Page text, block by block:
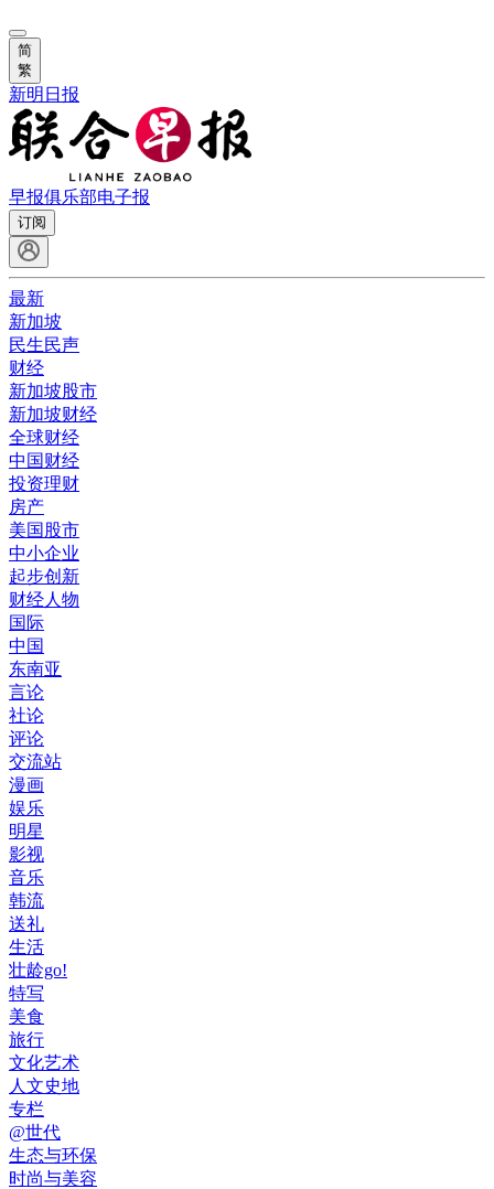
简
繁
新明日报
早报俱乐部电子报
订阅
最新
新加坡
民生民声
财经
新加坡股市
新加坡财经
全球财经
中国财经
投资理财
房产
美国股市
中小企业
起步创新
财经人物
国际
中国
东南亚
言论
社论
评论
交流站
漫画
娱乐
明星
影视
音乐
韩流
送礼
生活
壮龄go!
特写
美食
旅行
文化艺术
人文史地
专栏
@世代
生态与环保
时尚与美容